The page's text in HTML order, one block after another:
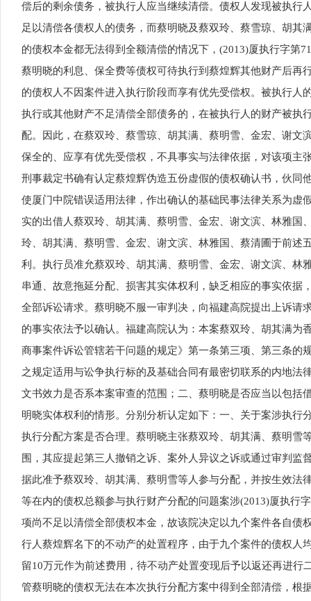
偿后的剩余债务，被执行人应当继续清偿。债权人发现被执行
足以清偿各债权人的债务，而蔡明晓及蔡双玲、蔡雪琼、胡
的债权本金都无法得到全额清偿的情况下，(2013)厦执行字第
蔡明晓的利息、保全费等债权可待执行到蔡煌辉其他财产后
的债权人不因案件进入执行阶段而享有优先受偿权。被执行
执行或其他财产不足清偿全部债务的，在被执行人的财产被
配。因此，在蔡双玲、蔡雪琼、胡其满、蔡明雪、金宏、谢文
保全的、应享有优先受偿权，不具事实与法律依据，对该项主
刑事裁定书确有认定蔡煌辉伪造五份虚假的债权确认书，伙
使厦门中院错误适用法律，作出确认的基础民事法律关系为
实的出借人蔡双玲、胡其满、蔡明雪、金宏、谢文滨、林雅
玲、胡其满、蔡明雪、金宏、谢文滨、林雅国、蔡清圃于前
利。执行员准允蔡双玲、胡其满、蔡明雪、金宏、谢文滨、
串通、故意拖延分配、损害其实体权利，缺乏相应的事实依
全部诉讼请求。蔡明晓不服一审判决，向福建高院提出上诉
的事实依法予以确认。福建高院认为：本案蔡双玲、胡其满
商事案件诉讼管辖若干问题的规定》第一条第三项、第三条
之规定适用与讼争执行标的及基础合同有最密切联系的内地
文书效力是否系本案审查的范围；二、蔡明晓是否应当以包
明晓实体权利的情形。分别分析认定如下：一、关于案涉执
执行分配方案是否合理。蔡明晓主张蔡双玲、胡其满、蔡明
围，其应提起第三人撤销之诉、案外人异议之诉或通过审判
据此准予蔡双玲、胡其满、蔡明雪等人参与分配，并按生效
等在内的债权总额参与执行财产分配的问题案涉(2013)厦执行
项尚不足以清偿全部债权本金，故该院决定以九个案件各自
行人蔡煌辉名下的不动产的处置程序，由于九个案件的债权
留10万元作为前述费用，待不动产处置变现后予以返还再进
管蔡明晓的债权无法在本次执行分配方案中得到全部清偿，根